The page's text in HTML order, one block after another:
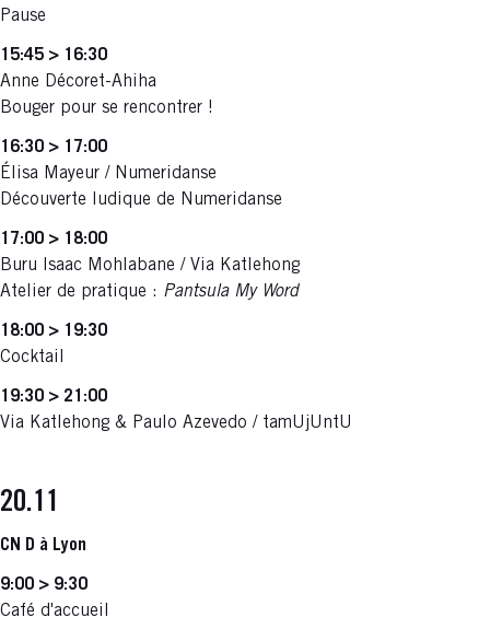
Pause
15:45 > 16:30
Anne Décoret-Ahiha
Bouger pour se rencontrer !
16:30 > 17:00
Élisa Mayeur / Numeridanse
Découverte ludique de Numeridanse
17:00 > 18:00
Buru Isaac Mohlabane / Via Katlehong
Atelier de pratique : Pantsula My Word
18:00 > 19:30
Cocktail
19:30 > 21:00
Via Katlehong & Paulo Azevedo / tamUjUntU
20.11
CN D à Lyon
9:00 > 9:30
Café d'accueil